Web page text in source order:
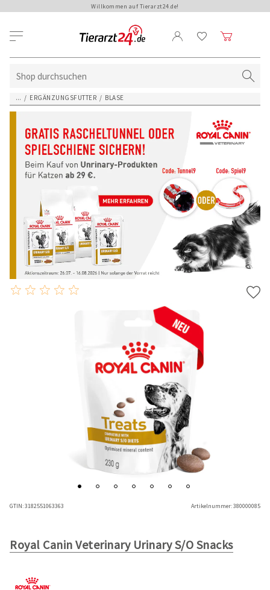
Willkommen auf Tierarzt24.de!
... / ERGÄNZUNGSFUTTER / BLASE
GTIN:3182551063363 Artikelnummer:380000085
Royal Canin Veterinary Urinary S/O Snacks